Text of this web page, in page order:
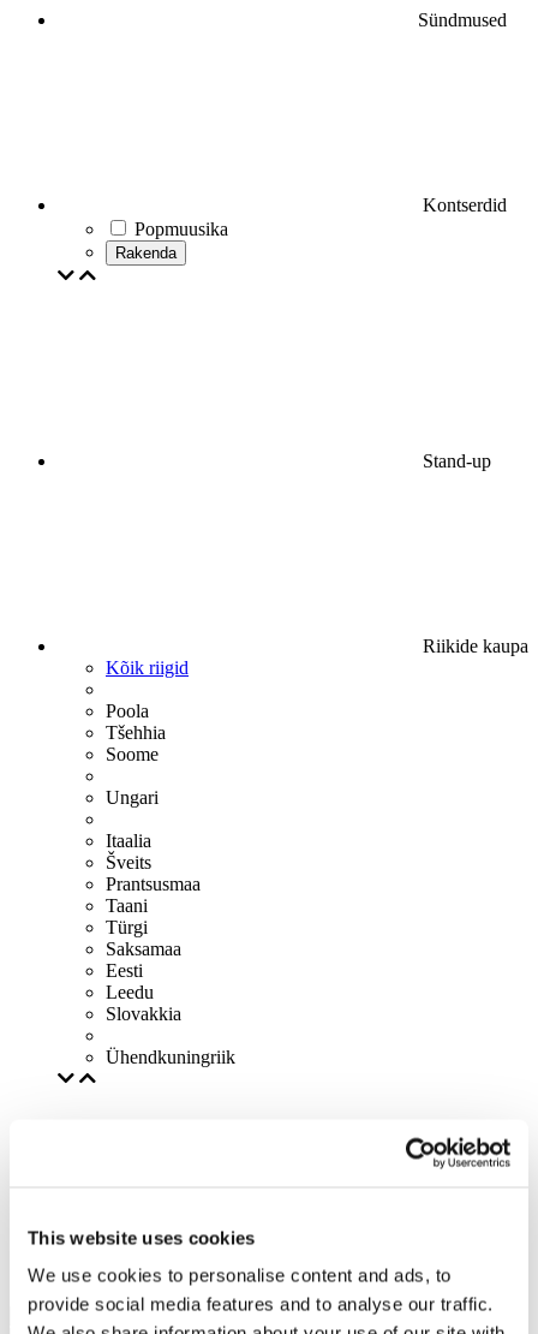
This website uses cookies
We use cookies to personalise content and ads, to
provide social media features and to analyse our traffic.
Sündmused
Kontserdid
Popmuusika
Rakenda
Stand-up
Riikide kaupa
Kõik riigid
Poola
Tšehhia
Soome
Ungari
Itaalia
Šveits
Prantsusmaa
Taani
Türgi
Saksamaa
Eesti
Leedu
Slovakkia
Ühendkuningriik